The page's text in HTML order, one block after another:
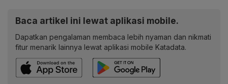
Baca artikel ini lewat aplikasi mobile.
Dapatkan pengalaman membaca lebih nyaman dan nikmati
fitur menarik lainnya lewat aplikasi mobile Katadata.